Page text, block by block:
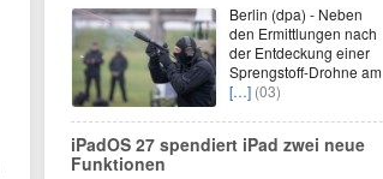
Berlin (dpa) - Neben
den Ermittlungen nach
der Entdeckung einer
Sprengstoff-Drohne am
[…] (03)
iPadOS 27 spendiert iPad zwei neue
Funktionen